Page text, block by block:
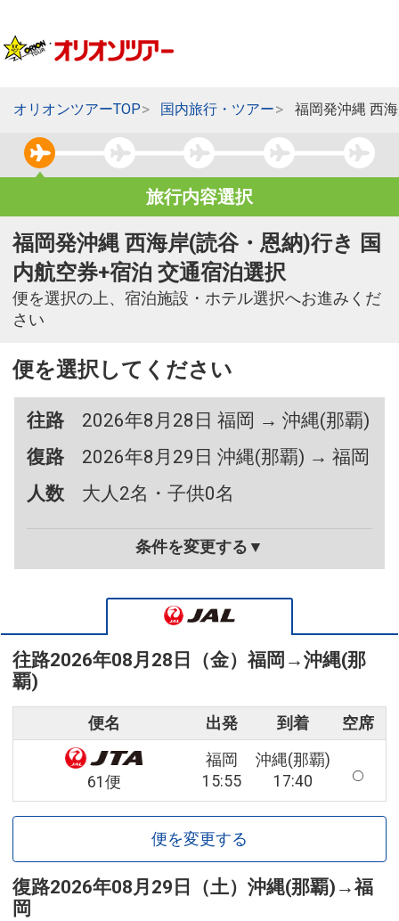
オリオンツアーTOP 国内旅行・ツアー 福岡発沖縄 西
旅行内容選択
福岡発沖縄 西海岸(読谷・恩納)行き 国
内航空券+宿泊 交通宿泊選択
便を選択の上、宿泊施設・ホテル選択へお進みくだ
さい
便を選択してください
往路
2026年8月28日 福岡 → 沖縄(那覇)
復路
2026年8月29日 沖縄(那覇) → 福岡
人数
大人2名・子供0名
条件を変更する▼
往路2026年08月28日（金）福岡 →沖縄(那
覇)
便名 出発 到着 空席
61便
福岡
15:55
沖縄(那覇)
17:40
便を変更する
復路2026年08月29日（土） 沖縄(那覇) →福
岡